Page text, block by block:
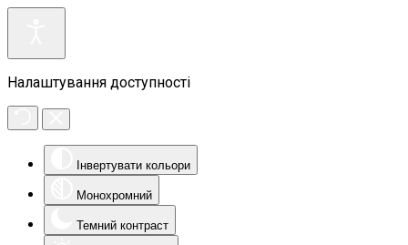
Налаштування доступності
Інвертувати кольори
Монохромний
Темний контраст